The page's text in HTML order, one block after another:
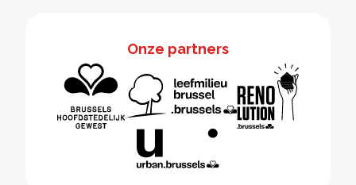
Onze partners